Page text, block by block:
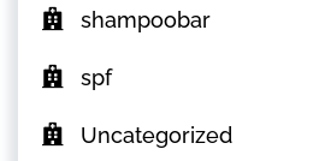
shampoobar
spf
Uncategorized